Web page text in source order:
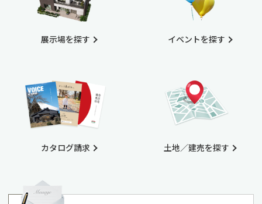
展示場を探す
カタログ請求
イベントを探す
土地／建売を探す